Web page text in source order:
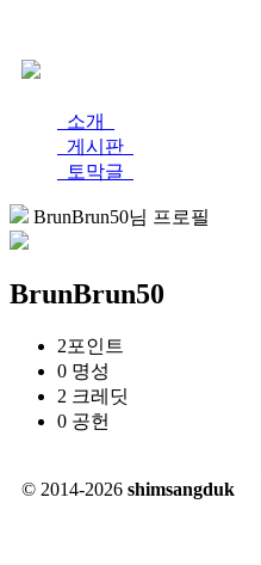
소개
게시판
토막글
BrunBrun50님 프로필
BrunBrun50
2포인트
0 명성
2 크레딧
0 공헌
© 2014-2026 shimsangduk